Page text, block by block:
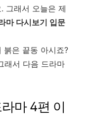
그래서 오늘은 제
마 다시보기 입문
붉은 끝동 아시죠?
래서 다음 드라마
마 4편 이